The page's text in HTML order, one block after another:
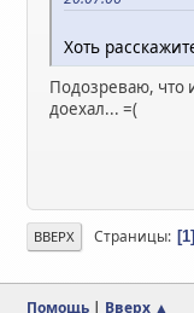
Хоть
Подозреваю, что
доехал... =(
ВВЕРХ Страницы 1
Помощь | Вверх ▲